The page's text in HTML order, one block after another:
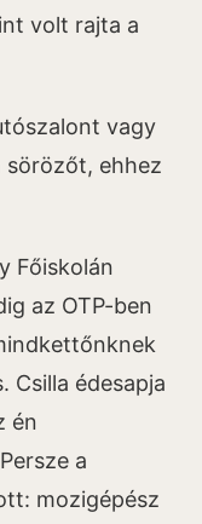
volt rajta a
vagy
ehhez
Főiskolán
az OTP-ben
Csilla édesapja
én
a
mozigépész